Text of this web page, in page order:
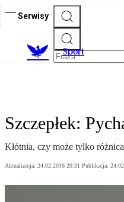
Serwisy
Sport
Szczepłek:
Kłótnia, czy może tylko
Aktualizacja: 24.02.2016 20:31 Publikacja: